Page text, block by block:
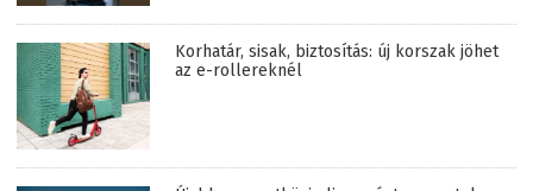
Korhatár, sisak, biztosítás: új korszak jöhet
az e-rollereknél